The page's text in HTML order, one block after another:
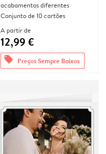
acabamentos diferentes
Conjunto de 10 cartões
A partir de
12,99 €
offers Preços Sempre Baixos